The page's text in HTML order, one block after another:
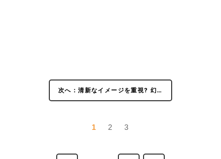
次へ：清新なイメージを重視? 幻…
1 2 3